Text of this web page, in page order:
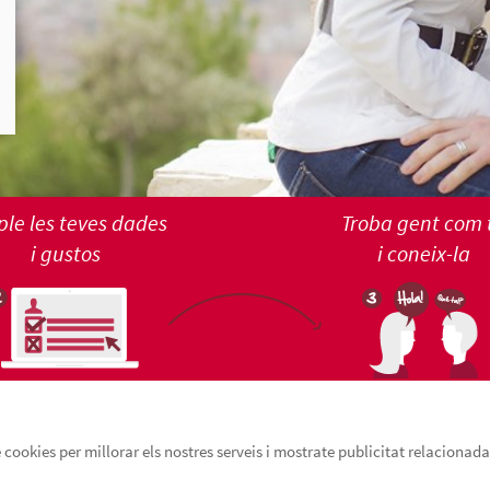
les teves dades
i gustos
Troba gent com
i coneix-la
per millorar els nostres serveis i mostrate publicitat